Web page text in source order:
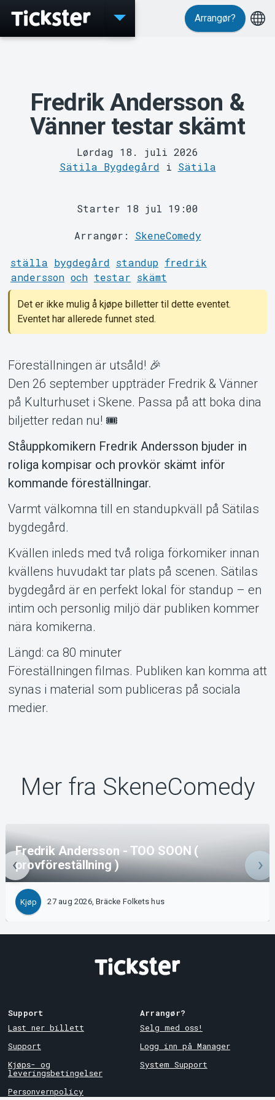
MyTickster
Support
Om Tickster
Arrangør?
Fredrik Andersson &
Vänner testar skämt
Lørdag 18. juli 2026
Sätila Bygdegård i Sätila
Starter 18 jul 19:00
Arrangør: SkeneComedy
ställa bygdegård standup fredrik
andersson och testar skämt
Det er ikke mulig å kjøpe billetter til dette eventet.
Eventet har allerede funnet sted.
Föreställningen är utsåld! 🎉
Den 26 september uppträder Fredrik & Vänner
på Kulturhuset i Skene. Passa på att boka dina
biljetter redan nu! 🎟️
Ståuppkomikern Fredrik Andersson bjuder in
roliga kompisar och provkör skämt inför
kommande föreställningar.
Varmt välkomna till en standupkväll på Sätilas
bygdegård.
Kvällen inleds med två roliga förkomiker innan
kvällens huvudakt tar plats på scenen. Sätilas
bygdegård är en perfekt lokal för standup – en
intim och personlig miljö där publiken kommer
nära komikerna.
Längd: ca 80 minuter
Föreställningen filmas. Publiken kan komma att
synas i material som publiceras på sociala
medier.
Mer fra SkeneComedy
Fredrik Andersson - TOO SOON (
provföreställning )
Kjøp 27 aug 2026, Bräcke Folkets hus
Support
Last ner billett
Support
Kjøps- og
leveringsbetingelser
Personvernpolicy
Arrangør?
Selg med oss!
Logg inn på Manager
System Support